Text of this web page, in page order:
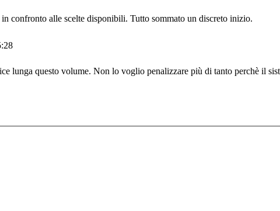
confronto alle scelte disponibili. Tutto sommato un discreto inizio.
questo volume. Non lo voglio penalizzare più di tanto perchè il